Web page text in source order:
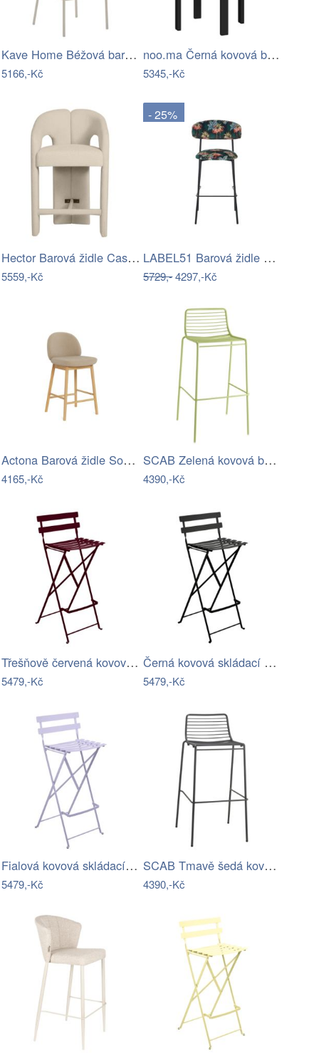
Kave Home Béžová barová židle Ciselia…
5166,-Kč
noo.ma Černá kovová barová židle Doon…
5345,-Kč
Hector Barová židle Castelo béžová
5559,-Kč
- 25%
LABEL51 Barová židle FERRY
5729,-4297,-Kč
Actona Barová židle Sophia béžová/dub…
4165,-Kč
SCAB Zelená kovová barová židle Summer…
4390,-Kč
Třešňově červená kovová skládací barová…
5479,-Kč
Černá kovová skládací barová židle…
5479,-Kč
Fialová kovová skládací barová židle…
5479,-Kč
SCAB Tmavě šedá kovová barová židle…
4390,-Kč